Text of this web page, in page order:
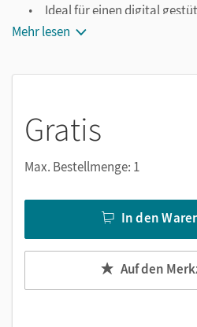
Ideal für einen digital
Notiz- und
Notizen erstellen
Markierungen setzen
Suchen im Text
Zoomen
Mehr lesen
Gratis
Max. Bestellmenge: 1
In den
Auf den